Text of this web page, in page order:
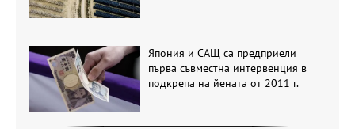
Япония и САЩ са предприели
първа съвместна интервенция в
подкрепа на йената от 2011 г.